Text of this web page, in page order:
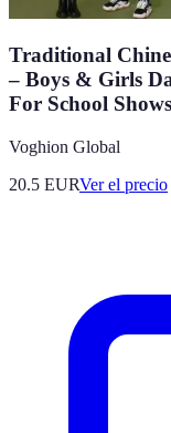
Traditional
– Boys & Girls
For School
Voghion Global
20.5 EURVer el precio